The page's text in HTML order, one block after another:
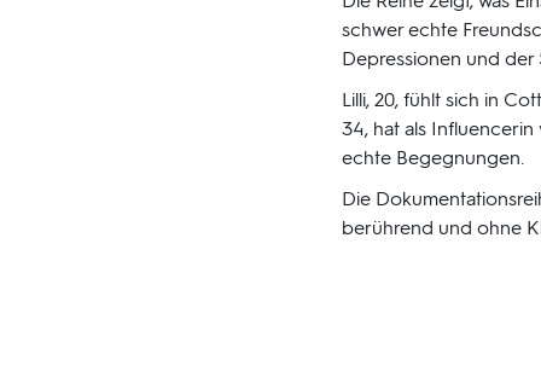
schwer echte
Depressionen und der
Lilli, 20, fühlt sich in
34, hat als Influencerin
echte Begegnungen.
Die
berührend und ohne